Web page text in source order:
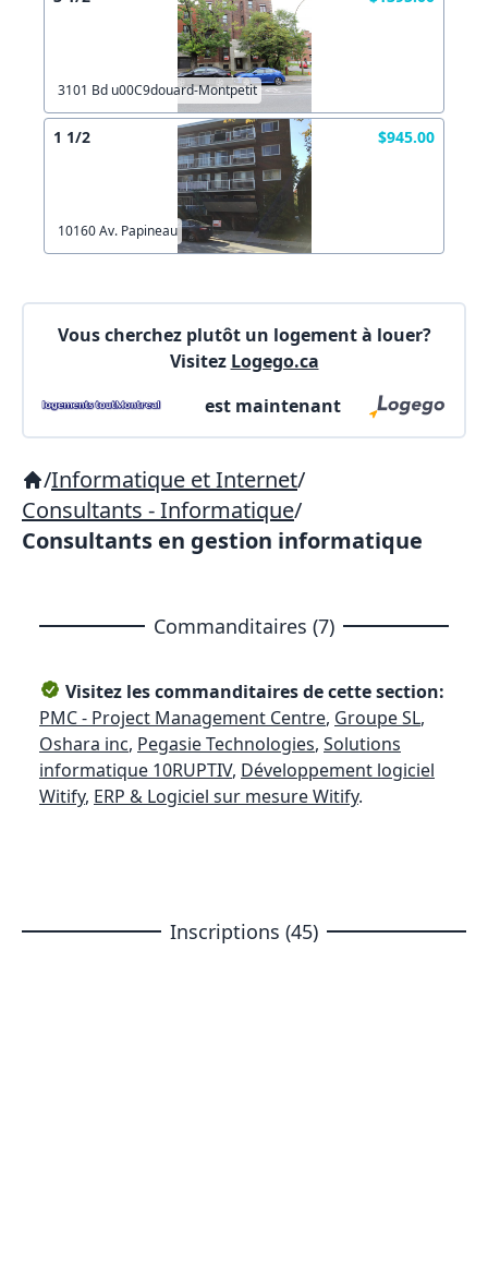
3101 Bd u00C9douard-Montpetit
1 1/2 $945.00
10160 Av. Papineau
Vous cherchez plutôt un logement à louer?
Visitez Logego.ca
est maintenant
/Informatique et Internet/
Consultants - Informatique/
Consultants en gestion informatique
Commanditaires (7)
Visitez les commanditaires de cette section:
PMC - Project Management Centre, Groupe SL,
Oshara inc, Pegasie Technologies, Solutions
informatique 10RUPTIV, Développement logiciel
Witify, ERP & Logiciel sur mesure Witify.
Inscriptions (45)
Les informations ne sont plus à jour
Commentaires:
Commentaires:
Lien vers inscription (sera inclus dans courriel)
Copier lien
X Fermer Envoyez
Créer un compte
X Fermer